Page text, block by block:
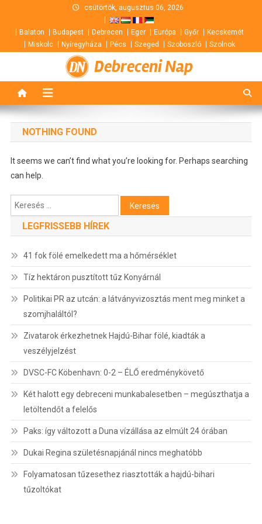
content
csütörtök, augusztus 06, 2026
Balaton Budapest Debrecen Eger Európa Győr
Kecskemét
Miskolc
Nyíregyháza Pécs Szeged Szoboszló Szolnok
Debreceni Nap
NOTHING FOUND
It seems we can’t find what you’re looking for. Perhaps searching
can help.
Keresés:
LEGFRISSEBB HÍREK
41 fok fölé emelkedett ma a hőmérséklet
Tíz hektáron pusztított tűz Konyárnál
Politikai PR az utcán: a látványvizosztás ment meg minket a
szomjhaláltól?
Zivatarok érkezhetnek Hajdú-Bihar fölé, kiadták a
veszélyjelzést
DVSC-FC Köbenhavn: 0-2 – ÉLŐ eredménykövető
Két halott egy debreceni munkabalesetben – megúszthatja a
letöltendőt a felelős
Paks: így változott a Duna vízállása az elmúlt 24 órában
Dukai Regina születésnapjánál nincs meghatóbb
Folyamatosan tűzesethez riasztották a hajdú-bihari
tűzoltókat